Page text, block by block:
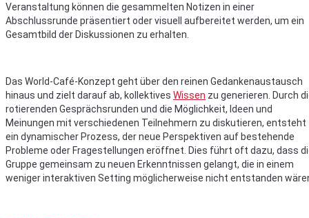
Veranstaltung können die gesammelten Notizen in einer
Abschlussrunde präsentiert oder visuell aufbereitet werden, um ein
Gesamtbild der Diskussionen zu erhalten.
Das World-Café-Konzept geht über den reinen Gedankenaustausch
hinaus und zielt darauf ab, kollektives Wissen zu generieren. Durch
rotierenden Gesprächsrunden und die Möglichkeit, Ideen und
Meinungen mit verschiedenen Teilnehmern zu diskutieren, entsteht
ein dynamischer Prozess, der neue Perspektiven auf bestehende
Probleme oder Fragestellungen eröffnet. Dies führt oft dazu, dass
Gruppe gemeinsam zu neuen Erkenntnissen gelangt, die in einem
weniger interaktiven Setting möglicherweise nicht entstanden